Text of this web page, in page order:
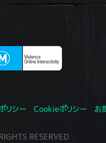
リシー Cookieポリシー お
RESERVED